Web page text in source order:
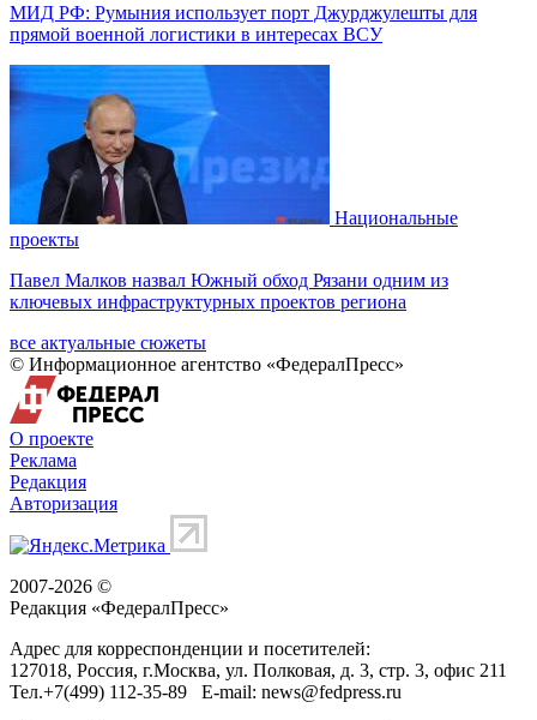
МИД РФ: Румыния использует порт Джурджулешты для
прямой военной логистики в интересах ВСУ
Национальные
проекты
Павел Малков назвал Южный обход Рязани одним из
ключевых инфраструктурных проектов региона
все актуальные сюжеты
© Информационное агентство «ФедералПресс»
О проекте
Реклама
Редакция
Авторизация
2007-2026 ©
Редакция «ФедералПресс»
Адрес для корреспонденции и посетителей:
127018, Россия, г.Москва, ул. Полковая, д. 3, стр. 3, офис 211
Тел.+7(499) 112-35-89 E-mail: news@fedpress.ru